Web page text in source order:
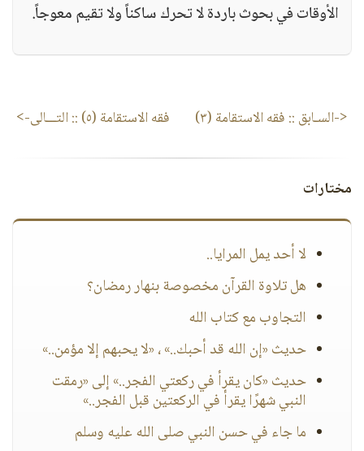
الأوقات في بحوث باردة لا تحرك ساكناً ولا تقيم معوجاً.
<-السـابق :: فقه الاستقامة (٣) فقه الاستقامة (٥) :: التـــالى->
مختارات
لا أحد يمل المرايا..
هل تلاوة القرآن مخصوصة بنهار رمضان؟
التجاوب مع كتاب الله
حديث «إن الله قد أحبك..» ، «لا يحبهم إلا مؤمن..»
حديث «كان يقرأ في ركعتي الفجر..» إلى «رمقت
النبي شهرًا يقرأ في الركعتين قبل الفجر..»
ما جاء في حسن النبي صلى الله عليه وسلم